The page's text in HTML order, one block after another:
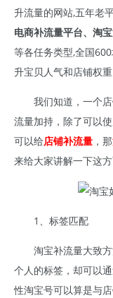
升流量的网站,五年老
电商补流量平台、淘
等各任务类型,全国
升宝贝人气和店铺权
我们知道，一个
流量加持，除了可以
可以给店铺补流量 ，那
来给大家讲解一下这方
1、标签匹配
淘宝补流量大致
个人的标签，却可以
性淘宝号可以算是与店